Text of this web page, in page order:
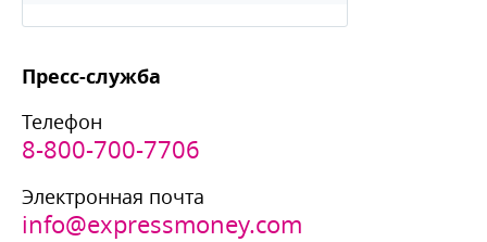
Пресс-служба
Телефон
8-800-700-7706
Электронная почта
info@expressmoney.com